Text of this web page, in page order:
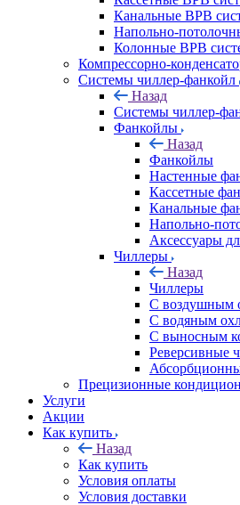
Канальные ВРВ
Напольно-
Колонные ВРВ
Компрессорно-
Системы чиллер-фанкойл
Назад
Системы чиллер-
Фанкойлы
Назад
Фанкойлы
Настенные
Кассетные
Канальные
Напольно-
Аксессуары
Чиллеры
Назад
Чиллеры
С воздушным
С водяным
С выносным
Реверсивные
Прецизионные
Услуги
Акции
Как купить
Назад
Как купить
Условия оплаты
Условия доставки